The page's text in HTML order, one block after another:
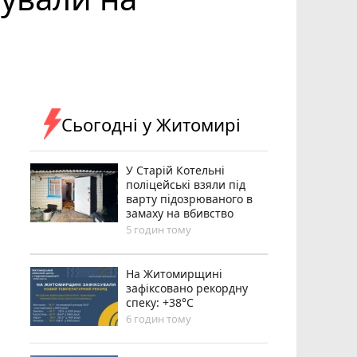
Сьогодні у Житомирі
У Старій Котельні
поліцейські взяли під
варту підозрюваного в
замаху на вбивство
5 годин тому
Н️а Житомирщині
зафіксовано рекордну
спеку: +38°C
6 годин тому